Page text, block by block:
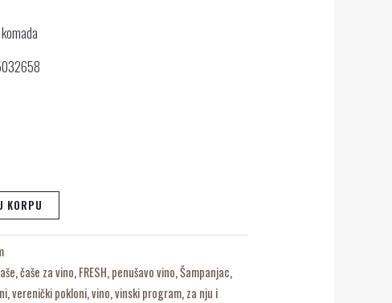
KORPU
,čaše za vino,FRESH,penušavo vino,Šampanjac,
,verenički pokloni,vino,vinski program,za nju i